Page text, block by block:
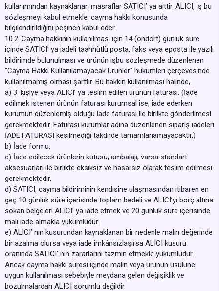
kullanımından kaynaklanan masraflar SATICI’ ya aittir. ALICI, iş bu
sözleşmeyi kabul etmekle, cayma hakkı konusunda
bilgilendirildiğini peşinen kabul eder.
10.2. Cayma hakkının kullanılması için 14 (ondört) günlük süre
içinde SATICI' ya iadeli taahhütlü posta, faks veya eposta ile yazılı
bildirimde bulunulması ve ürünün işbu sözleşmede düzenlenen
"Cayma Hakkı Kullanılamayacak Ürünler" hükümleri çerçevesinde
kullanılmamış olması şarttır. Bu hakkın kullanılması halinde,
a) 3. kişiye veya ALICI’ ya teslim edilen ürünün faturası, (İade
edilmek istenen ürünün faturası kurumsal ise, iade ederken
kurumun düzenlemiş olduğu iade faturası ile birlikte gönderilmesi
gerekmektedir. Faturası kurumlar adına düzenlenen sipariş iadeleri
İADE FATURASI kesilmediği takdirde tamamlanamayacaktır.)
b) İade formu,
c) İade edilecek ürünlerin kutusu, ambalajı, varsa standart
aksesuarları ile birlikte eksiksiz ve hasarsız olarak teslim edilmesi
gerekmektedir.
d) SATICI, cayma bildiriminin kendisine ulaşmasından itibaren en
geç 10 günlük süre içerisinde toplam bedeli ve ALICI’yı borç altına
sokan belgeleri ALICI’ ya iade etmek ve 20 günlük süre içerisinde
malı iade almakla yükümlüdür.
e) ALICI’ nın kusurundan kaynaklanan bir nedenle malın değerinde
bir azalma olursa veya iade imkânsızlaşırsa ALICI kusuru
oranında SATICI’ nın zararlarını tazmin etmekle yükümlüdür.
Ancak cayma hakkı süresi içinde malın veya ürünün usulüne
uygun kullanılması sebebiyle meydana gelen değişiklik ve
bozulmalardan ALICI sorumlu değildir.